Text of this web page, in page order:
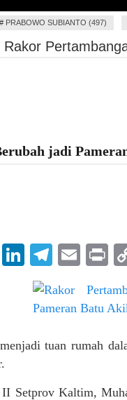
# PRABOWO SUBIANTO (497)
Rakor
jadi
WeChat
LinkedIn
tuan rumah
Setprov Kaltim,